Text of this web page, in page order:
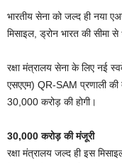
भारतीय सेना को जल्द ही नया
मिसाइल, ड्रोन भारत की सीमा से
रक्षा मंत्रालय सेना के लिए नई
एसएएम) QR-SAM प्रणाली की
30,000 करोड़ की होगी।
30,000 करोड़ की मंजूरी
रक्षा मंत्रालय जल्द ही इस